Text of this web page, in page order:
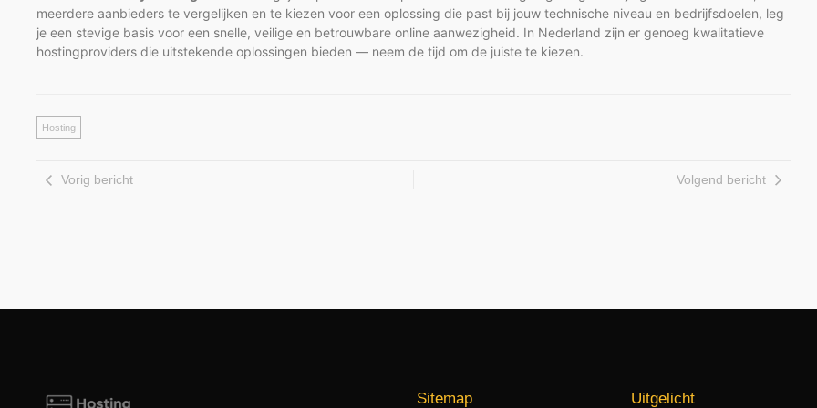
meerdere aanbieders te vergelijken en te kiezen voor een oplossing die past bij jouw technische niveau en bedrijfsdoelen, leg
je een stevige basis voor een snelle, veilige en betrouwbare online aanwezigheid. In Nederland zijn er genoeg kwalitatieve
hostingproviders die uitstekende oplossingen bieden — neem de tijd om de juiste te kiezen.
Hosting
Vorig bericht Volgend bericht
Sitemap Uitgelicht